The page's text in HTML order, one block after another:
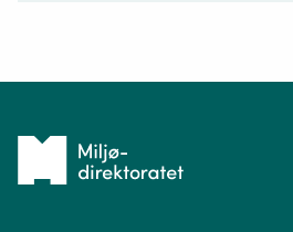
Tilbake